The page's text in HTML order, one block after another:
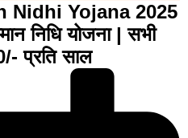
Nidhi Yojana 2025
निधि योजना | सभी
प्रति साल